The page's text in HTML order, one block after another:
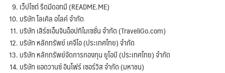
เว็ปไซต์ รีดมีดอทมี (README.ME)
บริษัท โลเคิล อไลค์ จำกัด
บริษัท เสิร์ชเอ็นจินอ็อปทิไมเซชั่น จำกัด (TraveliGo.com)
บริษัท หลักทรัพย์ เคจีไอ (ประเทศไทย) จำกัด
บริษัท หลักทรัพย์จัดการกองทุน ยูโอบี (ประเทศไทย) จำกัด
บริษัท แอดวานซ์ อินโฟร์ เซอร์วิส จำกัด (มหาชน)